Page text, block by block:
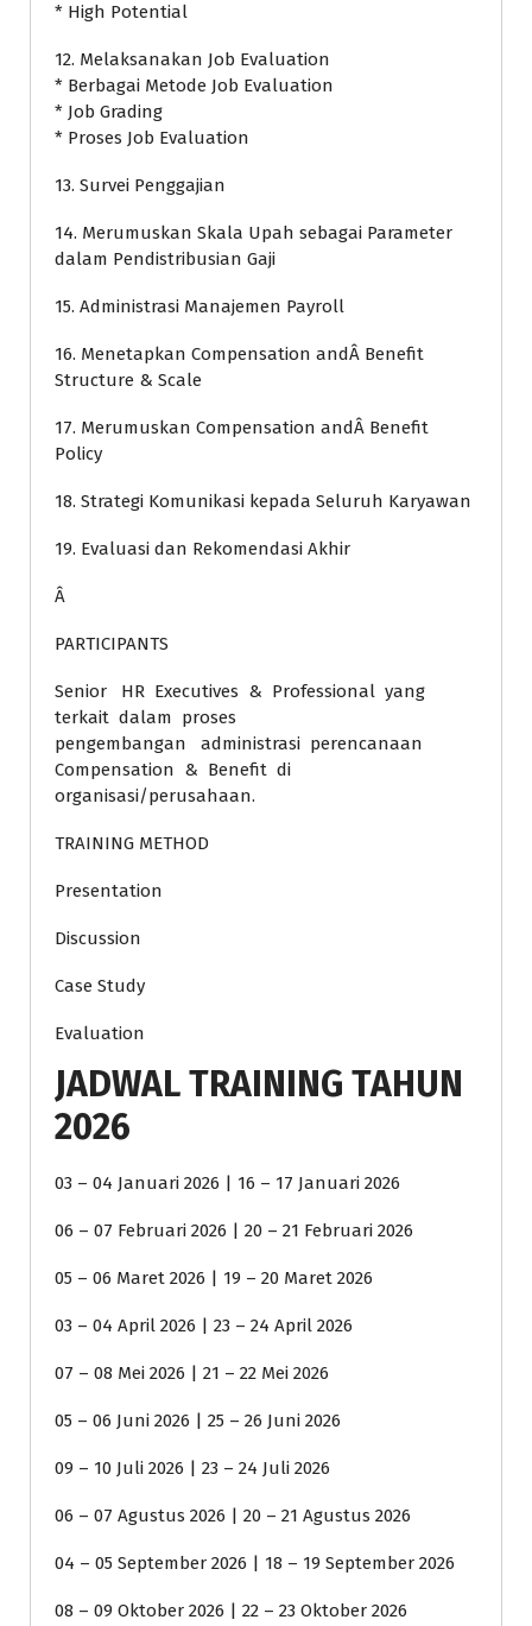
* High Potential
12. Melaksanakan Job Evaluation
* Berbagai Metode Job Evaluation
* Job Grading
* Proses Job Evaluation
13. Survei Penggajian
14. Merumuskan Skala Upah sebagai Parameter
dalam Pendistribusian Gaji
15. Administrasi Manajemen Payroll
16. Menetapkan Compensation andÂ Benefit
Structure & Scale
17. Merumuskan Compensation andÂ Benefit
Policy
18. Strategi Komunikasi kepada Seluruh Karyawan
19. Evaluasi dan Rekomendasi Akhir
Â
PARTICIPANTS
Senior HR Executives & Professional yang
terkait dalam proses
pengembangan administrasi perencanaan
Compensation & Benefit di
organisasi/perusahaan.
TRAINING METHOD
Presentation
Discussion
Case Study
Evaluation
JADWAL TRAINING TAHUN
2026
03 – 04 Januari 2026 | 16 – 17 Januari 2026
06 – 07 Februari 2026 | 20 – 21 Februari 2026
05 – 06 Maret 2026 | 19 – 20 Maret 2026
03 – 04 April 2026 | 23 – 24 April 2026
07 – 08 Mei 2026 | 21 – 22 Mei 2026
05 – 06 Juni 2026 | 25 – 26 Juni 2026
09 – 10 Juli 2026 | 23 – 24 Juli 2026
06 – 07 Agustus 2026 | 20 – 21 Agustus 2026
04 – 05 September 2026 | 18 – 19 September 2026
08 – 09 Oktober 2026 | 22 – 23 Oktober 2026